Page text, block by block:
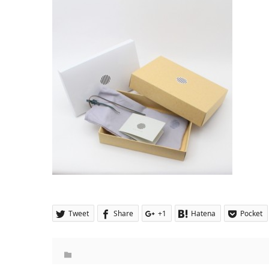
Tweet Share +1 Hatena Pocket